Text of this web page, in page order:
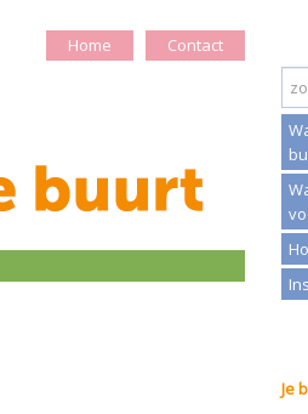
Home Contact
Je